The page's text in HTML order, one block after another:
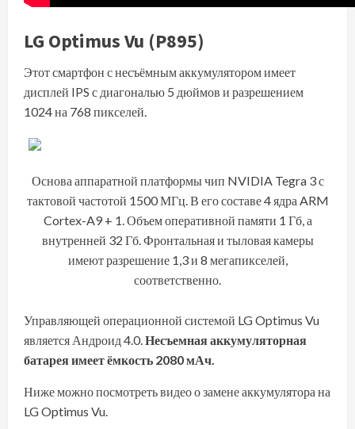
LG Optimus Vu (P895)
Этот смартфон с несъёмным аккумулятором имеет
дисплей IPS с диагональю 5 дюймов и разрешением
1024 на 768 пикселей.
Основа аппаратной платформы чип NVIDIA Tegra 3 с
тактовой частотой 1500 МГц. В его составе 4 ядра ARM
Cortex-A9 + 1. Объем оперативной памяти 1 Гб, а
внутренней 32 Гб. Фронтальная и тыловая камеры
имеют разрешение 1,3 и 8 мегапикселей,
соответственно.
Управляющей операционной системой LG Optimus Vu
является Андроид 4.0.Несъемная аккумуляторная
батарея имеет ёмкость 2080 мАч.
Ниже можно посмотреть видео о замене аккумулятора на
LG Optimus Vu.